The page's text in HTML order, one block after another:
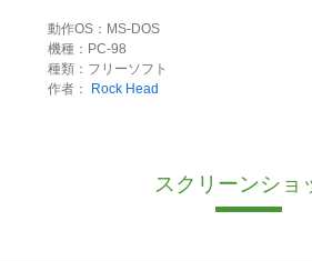
動作OS：MS-DOS
機種：PC-98
種類：フリーソフト
作者：
Rock Head
スクリーンショ